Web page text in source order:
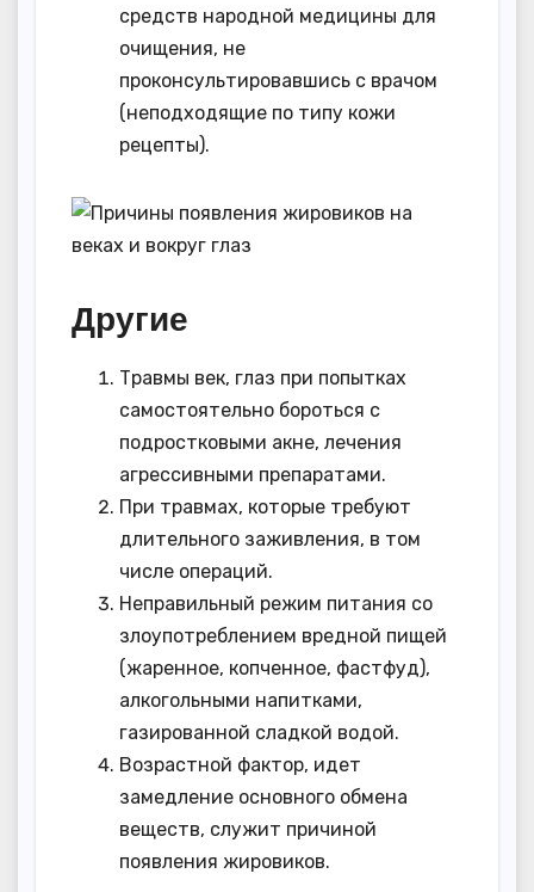
средств народной медицины для
очищения, не
проконсультировавшись с врачом
(неподходящие по типу кожи
рецепты).
Другие
Травмы век, глаз при попытках
самостоятельно бороться с
подростковыми акне, лечения
агрессивными препаратами.
При травмах, которые требуют
длительного заживления, в том
числе операций.
Неправильный режим питания со
злоупотреблением вредной пищей
(жаренное, копченное, фастфуд),
алкогольными напитками,
газированной сладкой водой.
Возрастной фактор, идет
замедление основного обмена
веществ, служит причиной
появления жировиков.